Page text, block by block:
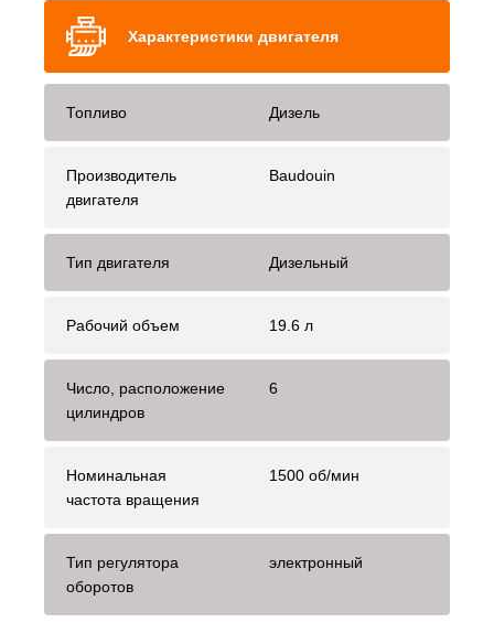
Характеристики двигателя
Топливо Дизель
Производитель
двигателя
Baudouin
Тип двигателя Дизельный
Рабочий объем 19.6 л
Число, расположение
цилиндров
6
Номинальная
частота вращения
1500 об/мин
Тип регулятора
оборотов
электронный